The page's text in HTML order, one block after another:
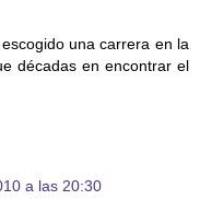
una carrera en la
décadas en encontrar el
a las 20:30